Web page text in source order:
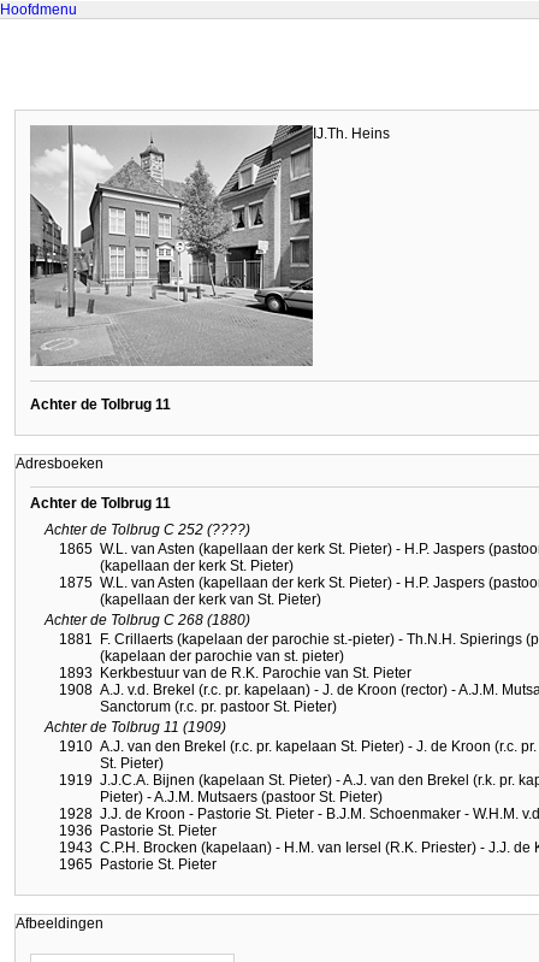
Hoofdmenu
IJ.Th. Heins
Achter de Tolbrug 11
Adresboeken
Achter de Tolbrug 11
Achter de Tolbrug C 252 (????)
1865 W.L. van Asten (kapellaan der kerk St. Pieter) - H.P. Jaspers
(kapellaan der kerk St. Pieter)
1875 W.L. van Asten (kapellaan der kerk St. Pieter) - H.P. Jaspers
(kapellaan der kerk van St. Pieter)
Achter de Tolbrug C 268 (1880)
1881
F. Crillaerts (kapelaan der parochie st.-pieter) - Th.N.H. Spierings
(kapelaan der parochie van st. pieter)
1893 Kerkbestuur van de R.K. Parochie van St. Pieter
1908 A.J. v.d. Brekel (r.c. pr. kapelaan) - J. de Kroon (rector) - A.J.M.
Sanctorum (r.c. pr. pastoor St. Pieter)
Achter de Tolbrug 11 (1909)
1910 A.J. van den Brekel (r.c. pr. kapelaan St. Pieter) - J. de Kroon (r.c.
St. Pieter)
1919 J.J.C.A. Bijnen (kapelaan St. Pieter) - A.J. van den Brekel (r.k. pr.
Pieter) - A.J.M. Mutsaers (pastoor St. Pieter)
1928 J.J. de Kroon - Pastorie St. Pieter - B.J.M. Schoenmaker - W.H.M.
1936
Pastorie St. Pieter
1943 C.P.H. Brocken (kapelaan) - H.M. van Iersel (R.K. Priester) - J.J.
1965 Pastorie St. Pieter
Afbeeldingen